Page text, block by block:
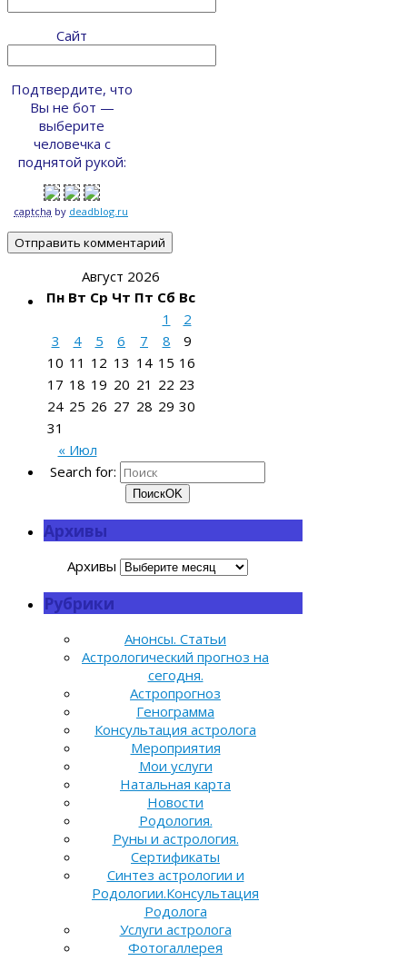
Сайт
Подтвердите, что
Вы не бот —
выберите
человечка с
поднятой рукой:
captcha by deadblog.ru
Август 2026
Пн Вт Ср Чт Пт Сб Вс
« Июл
1
2
3
4 5 6 7 8
9
10 11 12 13 14 15 16
17 18 19 20 21 22 23
24 25 26 27 28 29 30
31
Search for:
ПоискOK
Архивы
Архивы
Рубрики
Анонсы. Статьи
Астрологический прогноз на
сегодня.
Астропрогноз
Генограмма
Консультация астролога
Мероприятия
Мои услуги
Натальная карта
Новости
Родология.
Руны и астрология.
Сертификаты
Синтез астрологии и
Родологии.Консультация
Родолога
Услуги астролога
Фотогаллерея